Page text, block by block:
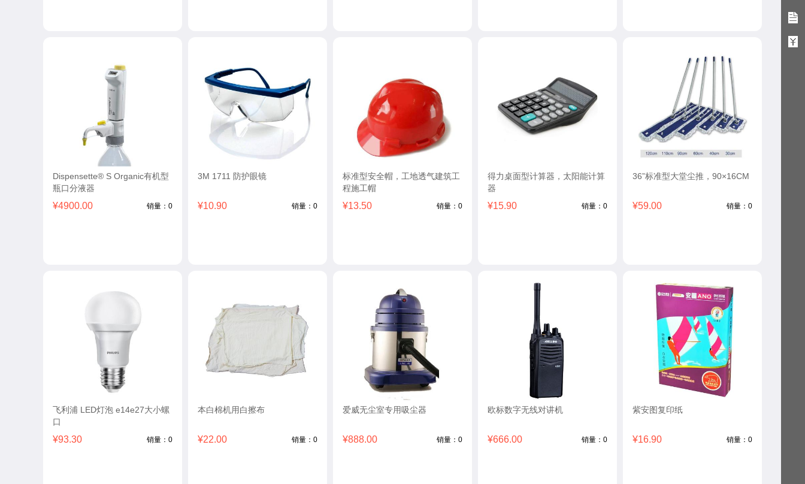
Dispensette® S Organic有机型
瓶口分液器
¥4900.00 销量：0
3M 1711 防护眼镜
¥10.90 销量：0
标准型安全帽，工地透气建筑工
程施工帽
¥13.50 销量：0
得力桌面型计算器，太阳能计算
器
¥15.90 销量：0
36”标准型大堂尘推，90×16CM
¥59.00 销量：0
飞利浦 LED灯泡 e14e27大小螺
口
¥93.30 销量：0
本白棉机用白擦布
¥22.00 销量：0
爱威无尘室专用吸尘器
¥888.00 销量：0
欧标数字无线对讲机
¥666.00 销量：0
紫安图复印纸
¥16.90 销量：0